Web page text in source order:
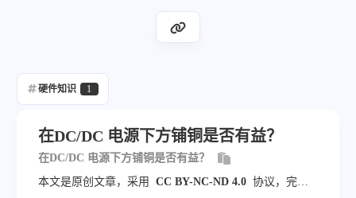
硬件知识 1
在DC/DC 电源下方铺铜是否有益？
在DC/DC 电源下方铺铜是否有益？
本文是原创文章，采用
CC BY-NC-ND 4.0 协议，完整